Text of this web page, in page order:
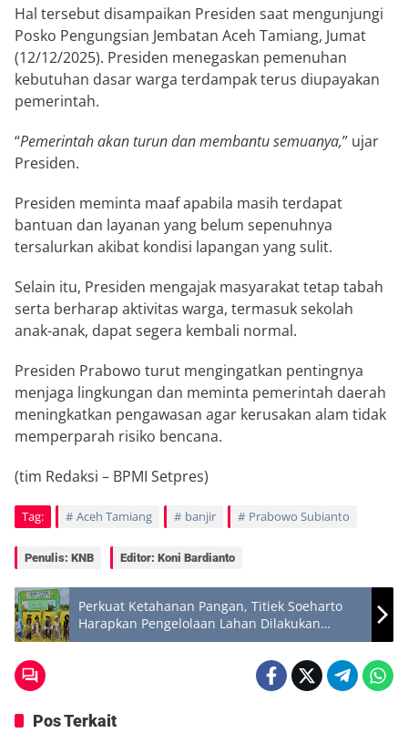
Hal tersebut disampaikan Presiden saat mengunjungi
Posko Pengungsian Jembatan Aceh Tamiang, Jumat
(12/12/2025). Presiden menegaskan pemenuhan
kebutuhan dasar warga terdampak terus diupayakan
pemerintah.
“Pemerintah akan turun dan membantu semuanya,” ujar
Presiden.
Presiden meminta maaf apabila masih terdapat
bantuan dan layanan yang belum sepenuhnya
tersalurkan akibat kondisi lapangan yang sulit.
Selain itu, Presiden mengajak masyarakat tetap tabah
serta berharap aktivitas warga, termasuk sekolah
anak-anak, dapat segera kembali normal.
Presiden Prabowo turut mengingatkan pentingnya
menjaga lingkungan dan meminta pemerintah daerah
meningkatkan pengawasan agar kerusakan alam tidak
memperparah risiko bencana.
(tim Redaksi – BPMI Setpres)
Tag: Aceh Tamiang banjir Prabowo Subianto
Penulis: KNB Editor: Koni Bardianto
​Perkuat Ketahanan Pangan, Titiek Soeharto
Harapkan Pengelolaan Lahan Dilakukan
Optimal Dan Berkelanjutan.
Pos Terkait